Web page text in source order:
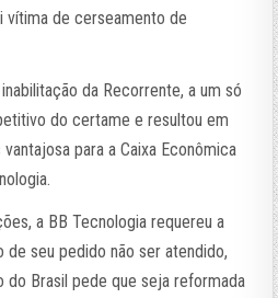
de cerseamento de
da Recorrente, a um só
do certame e resultou em
para a Caixa Econômica
a BB Tecnologia requereu a
de seu pedido não ser atendido,
do Brasil pede que seja reformada